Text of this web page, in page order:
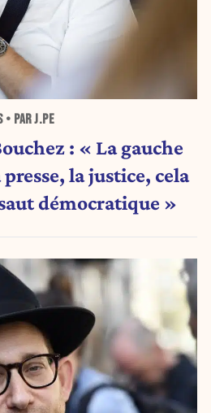
• PAR J.PE
: « La gauche
la justice, cela
démocratique »